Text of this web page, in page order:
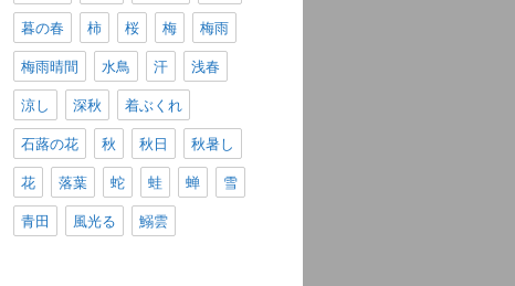
暮の春 柿 桜 梅 梅雨
梅雨晴間 水鳥 汗 浅春
涼し 深秋 着ぶくれ
石蕗の花 秋 秋日 秋暑し
花 落葉 蛇 蛙 蝉 雪
青田 風光る 鰯雲